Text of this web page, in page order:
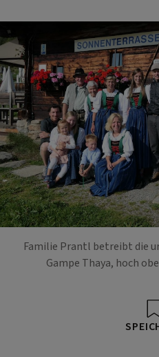
Familie Prantl betreibt die
Gampe Thaya, hoch